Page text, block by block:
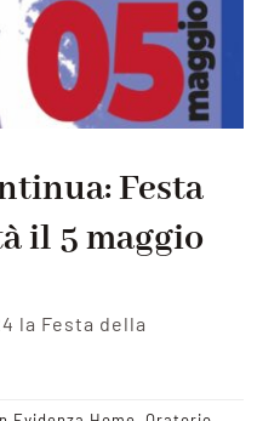
Festa
il 5 maggio
la Festa della